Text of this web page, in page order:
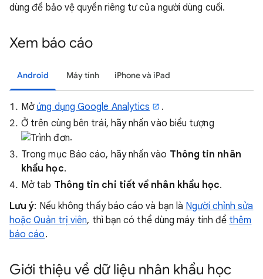
dùng để bảo vệ quyền riêng tư của người dùng cuối.
Xem báo cáo
Android Máy tính iPhone và iPad
Mở ứng dụng Google Analytics
.
Ở trên cùng bên trái, hãy nhấn vào biểu tượng
.
Trong mục Báo cáo, hãy nhấn vào Thông tin nhân
khẩu học.
Mở tab Thông tin chi tiết về nhân khẩu học.
Lưu ý: Nếu không thấy báo cáo và bạn là Người chỉnh sửa
hoặc Quản trị viên, thì bạn có thể dùng máy tính để thêm
báo cáo.
Giới thiệu về dữ liệu nhân khẩu học